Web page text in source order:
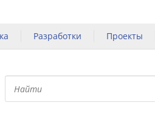
Разработки Проекты